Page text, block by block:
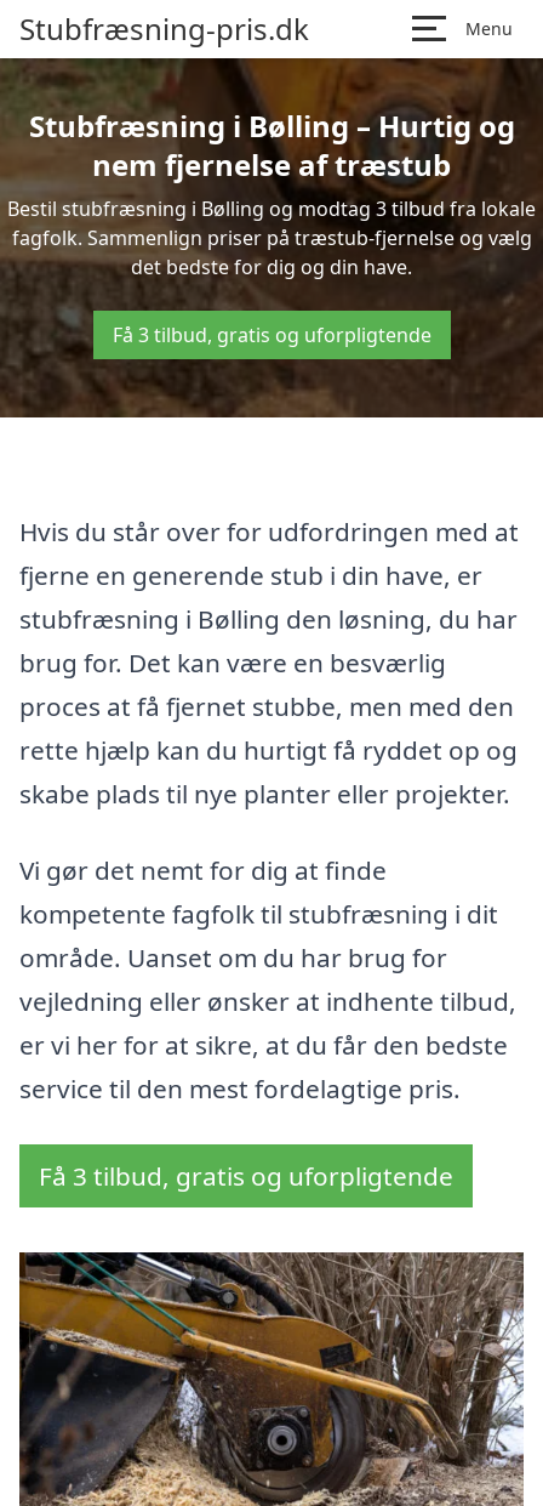
Stubfræsning-pris.dk Menu
Stubfræsning i Bølling – Hurtig og
nem fjernelse af træstub
Bestil stubfræsning i Bølling og modtag 3 tilbud fra lokale
fagfolk. Sammenlign priser på træstub-fjernelse og vælg
det bedste for dig og din have.
Få 3 tilbud, gratis og uforpligtende
Hvis du står over for udfordringen med at
fjerne en generende stub i din have, er
stubfræsning i Bølling den løsning, du har
brug for. Det kan være en besværlig
proces at få fjernet stubbe, men med den
rette hjælp kan du hurtigt få ryddet op og
skabe plads til nye planter eller projekter.
Vi gør det nemt for dig at finde
kompetente fagfolk til stubfræsning i dit
område. Uanset om du har brug for
vejledning eller ønsker at indhente tilbud,
er vi her for at sikre, at du får den bedste
service til den mest fordelagtige pris.
Få 3 tilbud, gratis og uforpligtende